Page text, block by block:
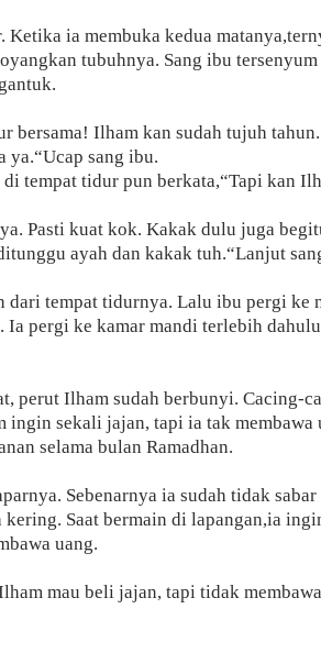
Ketika ia membuka kedua
tubuhnya. Sang ibu tersenyum
bersama! Ilham kan sudah tujuh
ya.“Ucap sang ibu.
tempat tidur pun berkata,“Tapi kan
Pasti kuat kok. Kakak dulu juga
ayah dan kakak tuh.“Lanjut
dari tempat tidurnya. Lalu ibu pergi ke
pergi ke kamar mandi terlebih
perut Ilham sudah berbunyi. Cacing-
ingin sekali jajan, tapi ia tak membawa
selama bulan Ramadhan.
Sebenarnya ia sudah tidak
Saat bermain di lapangan,ia
uang.
mau beli jajan, tapi tidak